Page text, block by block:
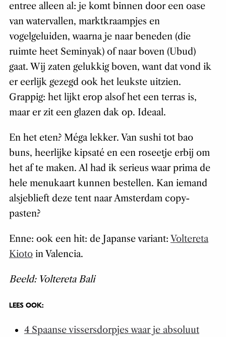
entree alleen al: je komt binnen door een oase
van watervallen, marktkraampjes en
vogelgeluiden, waarna je naar beneden (die
ruimte heet Seminyak) of naar boven (Ubud)
gaat. Wij zaten gelukkig boven, want dat vond ik
er eerlijk gezegd ook het leukste uitzien.
Grappig: het lijkt erop alsof het een terras is,
maar er zit een glazen dak op. Ideaal.
En het eten? Méga lekker. Van sushi tot bao
buns, heerlijke kipsaté en een roseetje erbij om
het af te maken. Al had ik serieus waar prima de
hele menukaart kunnen bestellen. Kan iemand
alsjeblieft deze tent naar Amsterdam copy-
pasten?
Enne: ook een hit: de Japanse variant: Voltereta
Kiotoin Valencia.
Beeld: Voltereta Bali
LEES OOK:
4 Spaanse vissersdorpjes waar je absoluut